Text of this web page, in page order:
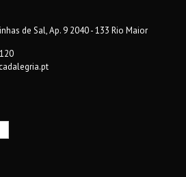
de Sal, Ap. 9 2040 - 133 Rio Maior